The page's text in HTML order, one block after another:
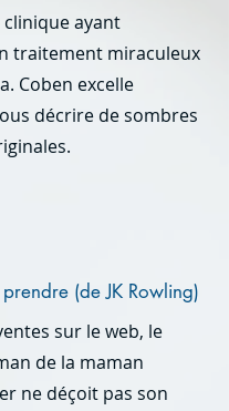
ayant
traitement miraculeux
Coben excelle
décrire de sombres
(de JK Rowling)
sur le web, le
de la maman
ne déçoit pas son